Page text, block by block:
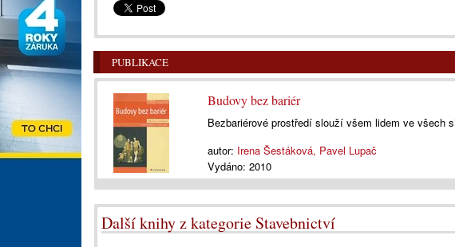
PUBLIKACE
Budovy bez bariér
Bezbariérové prostředí slouží všem lidem ve všech
autor: Irena Šestáková, Pavel Lupač
Vydáno: 2010
Další knihy z kategorie Stavebnictví